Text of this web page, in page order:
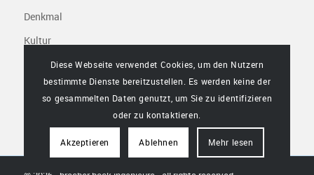
Denkmal
Kultur
Freizeit/Sport
Infrastruktur/Gewerbe
Diese Webseite verwendet Cookies, um den Nutzern
bestimmte Dienste bereitzustellen. Es werden keine der
so gesammelten Daten genutzt, um Sie zu identifizieren
oder zu kontaktieren.
Akzeptieren Ablehnen Mehr lesen